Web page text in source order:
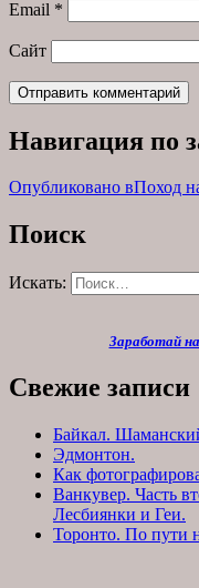
Email *
Сайт
Навигация по
Опубликовано вПоход
Поиск
Искать:
Заработай
Свежие записи
Байкал.
Эдмонтон.
Как
Ванкувер. Часть
Лесбиянки и Геи.
Торонто. По пути